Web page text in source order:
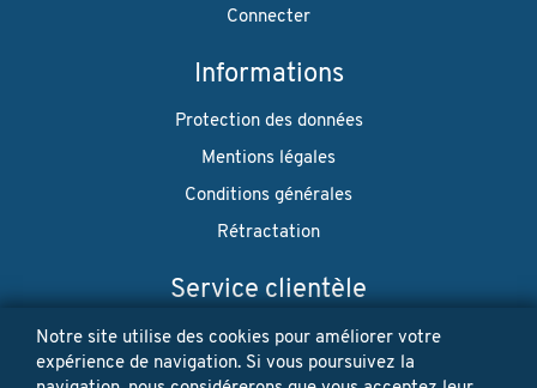
Connecter
Informations
Protection des données
Mentions légales
Conditions générales
Rétractation
Service clientèle
Envoi
Notre site utilise des cookies pour améliorer votre
expérience de navigation. Si vous poursuivez la